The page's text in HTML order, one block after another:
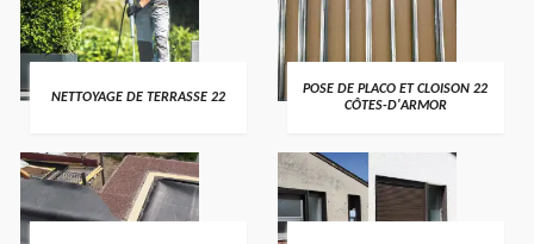
NETTOYAGE DE TERRASSE 22
POSE DE PLACO ET CLOISON 22
CÔTES-D'ARMOR